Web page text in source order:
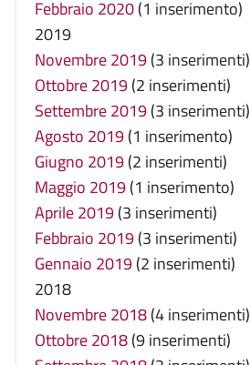
Febbraio 2020(1 inserimento)
2019
Novembre 2019(3 inserimenti)
Ottobre 2019(2 inserimenti)
Settembre 2019(3 inserimenti)
Agosto 2019(1 inserimento)
Giugno 2019(2 inserimenti)
Maggio 2019(1 inserimento)
Aprile 2019(3 inserimenti)
Febbraio 2019(3 inserimenti)
Gennaio 2019(2 inserimenti)
2018
Novembre 2018(4 inserimenti)
Ottobre 2018(9 inserimenti)